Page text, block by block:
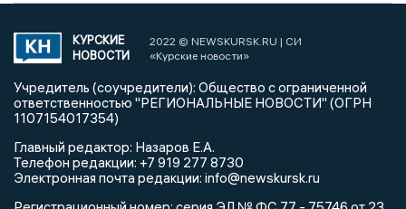
КУРСКИЕ
НОВОСТИ
2022 © NEWSKURSK.RU | СИ
«Курские новости»
Учредитель (соучредители): Общество с ограниченной
ответственностью "РЕГИОНАЛЬНЫЕ НОВОСТИ" (ОГРН
1107154017354)
Главный редактор: Назаров Е.А.
Телефон редакции: +7 919 277 8730
Электронная почта редакции: info@newskursk.ru